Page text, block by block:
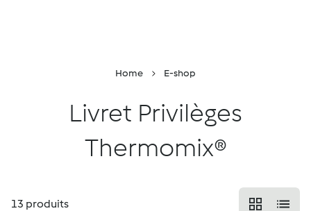
Home E-shop
Livret Privilèges
Thermomix®
13 produits